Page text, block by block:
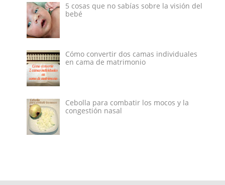
5 cosas que no sabías sobre la visión del
bebé
Cómo convertir dos camas individuales
en cama de matrimonio
Cebolla para combatir los mocos y la
congestión nasal